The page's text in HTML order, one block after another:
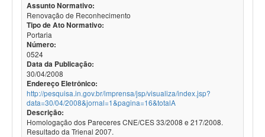
Assunto Normativo:
Renovação de Reconhecimento
Tipo de Ato Normativo:
Portaria
Número:
0524
Data da Publicação:
30/04/2008
Endereço Eletrônico:
http://pesquisa.in.gov.br/imprensa/jsp/visualiza/index.jsp?
data=30/04/2008&jornal=1&pagina=16&totalA
Descrição:
Homologação dos Pareceres CNE/CES 33/2008 e 217/2008.
Resultado da Trienal 2007.